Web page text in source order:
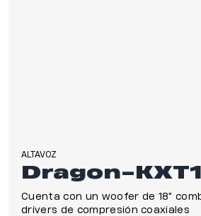
ALTAVOZ
Dragon-
Cuenta con un woofer de 18"
drivers de compresión coaxiales